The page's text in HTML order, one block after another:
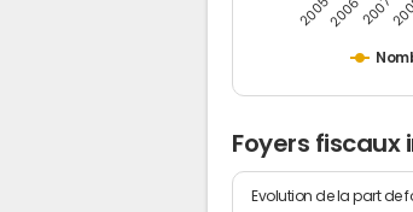
200520062007
Foyers
Evolution de la part de